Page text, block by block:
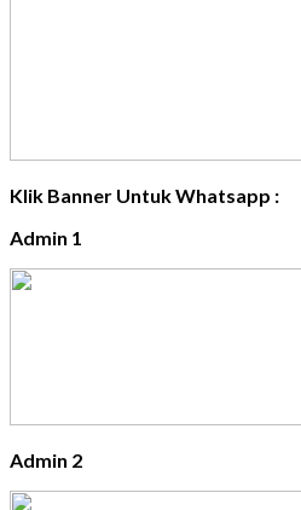
Klik Banner Untuk Whatsapp :
Admin 1
Admin 2